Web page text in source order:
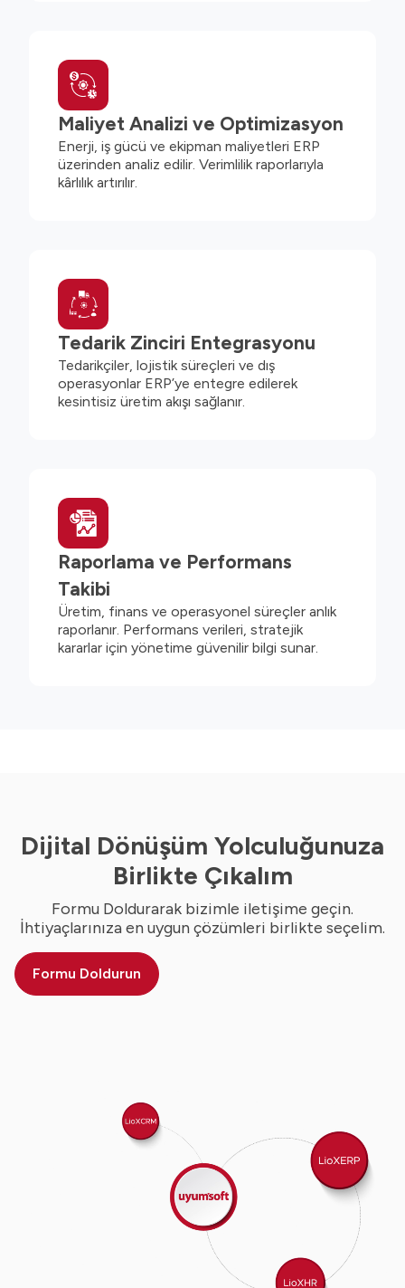
Maliyet Analizi ve Optimizasyon
Enerji, iş gücü ve ekipman maliyetleri ERP
üzerinden analiz edilir. Verimlilik raporlarıyla
kârlılık artırılır.
Tedarik Zinciri Entegrasyonu
Tedarikçiler, lojistik süreçleri ve dış
operasyonlar ERP’ye entegre edilerek
kesintisiz üretim akışı sağlanır.
Raporlama ve Performans
Takibi
Üretim, finans ve operasyonel süreçler anlık
raporlanır. Performans verileri, stratejik
kararlar için yönetime güvenilir bilgi sunar.
Dijital Dönüşüm Yolculuğunuza
Birlikte Çıkalım
Formu Doldurarak bizimle iletişime geçin.
İhtiyaçlarınıza en uygun çözümleri birlikte seçelim.
Formu Doldurun